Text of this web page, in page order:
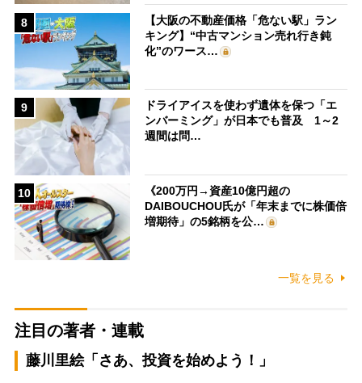
8
【大阪の不動産価格「危ない駅」ラン
キング】“中古マンション売れ行き鈍
化”のワース…
9
ドライアイスを使わず遺体を保つ「エ
ンバーミング」が日本でも普及 1～2
週間は問…
10
《200万円→資産10億円超の
DAIBOUCHOU氏が「年末までに株価倍
増期待」の5銘柄を公…
一覧を見る
注目の著者・連載
藤川里絵「さあ、投資を始めよう！」